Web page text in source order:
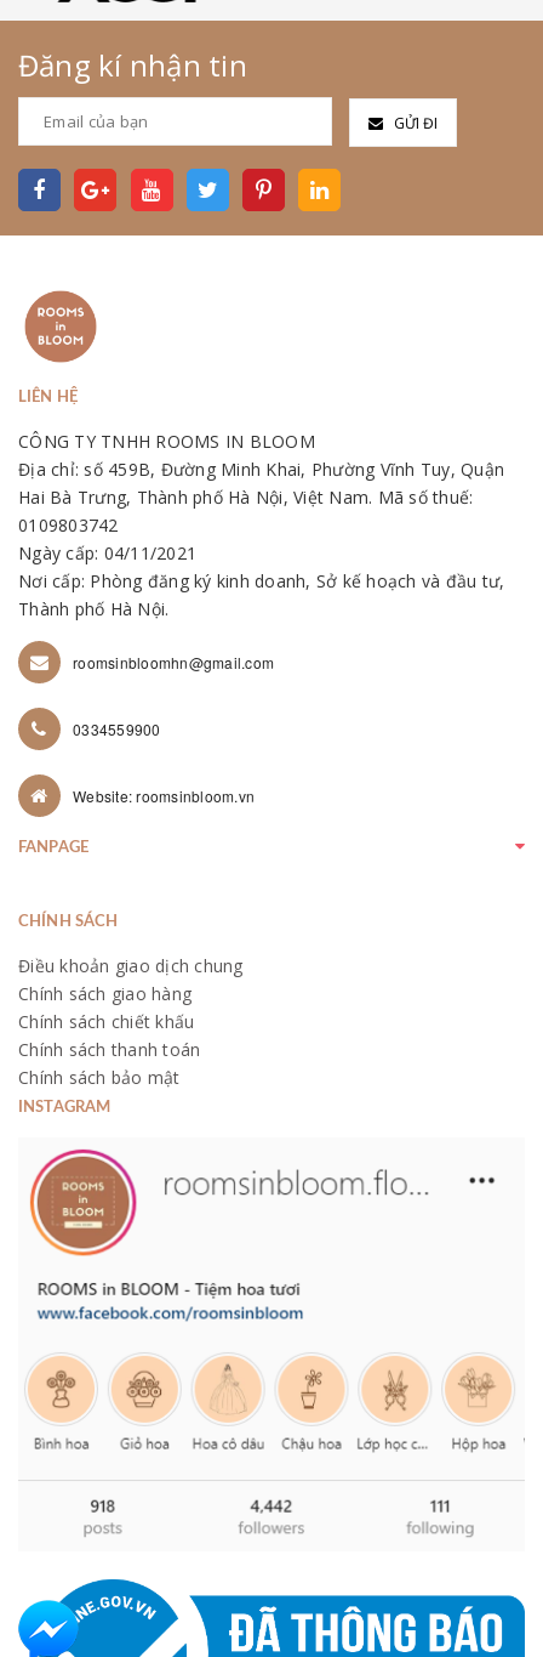
Đăng kí nhận tin
GỬI ĐI
LIÊN HỆ
CÔNG TY TNHH ROOMS IN BLOOM
Địa chỉ: số 459B, Đường Minh Khai, Phường Vĩnh Tuy, Quận
Hai Bà Trưng, Thành phố Hà Nội, Việt Nam. Mã số thuế:
0109803742
Ngày cấp: 04/11/2021
Nơi cấp: Phòng đăng ký kinh doanh, Sở kế hoạch và đầu tư,
Thành phố Hà Nội.
roomsinbloomhn@gmail.com
0334559900
Website: roomsinbloom.vn
FANPAGE
CHÍNH SÁCH
Điều khoản giao dịch chung
Chính sách giao hàng
Chính sách chiết khấu
Chính sách thanh toán
Chính sách bảo mật
INSTAGRAM